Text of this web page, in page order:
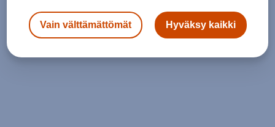
Vain välttämättömät Hyväksy kaikki